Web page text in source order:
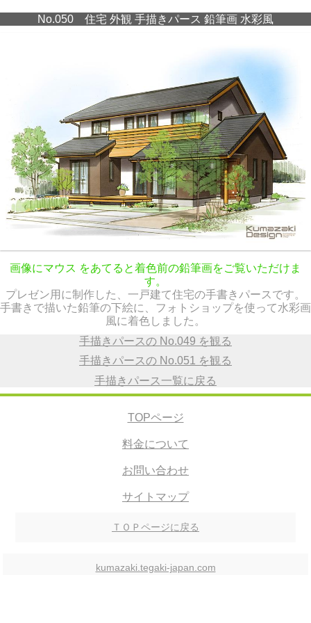
No.050 住宅 外観 手描きパース 鉛筆画 水彩風
画像にマウス をあてると着色前の鉛筆画をご覧いただけま
す。
プレゼン用に制作した、一戸建て住宅の手書きパースです。
手書きで描いた鉛筆の下絵に、フォトショップを使って水彩画
風に着色しました。
手描きパースの No.049 を観る
手描きパースの No.051 を観る
手描きパース一覧に戻る
TOPページ
料金について
お問い合わせ
サイトマップ
ＴＯＰページに戻る
kumazaki.tegaki-japan.com